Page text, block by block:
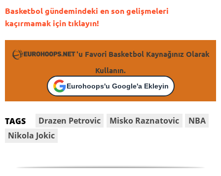
Basketbol gündemindeki en son gelişmeleri
kaçırmamak için tıklayın!
'u Favori Basketbol Kaynağınız Olarak
Kullanın.
Eurohoops'u Google'a Ekleyin
TAGS Drazen Petrovic Misko Raznatovic
NBA
Nikola Jokic